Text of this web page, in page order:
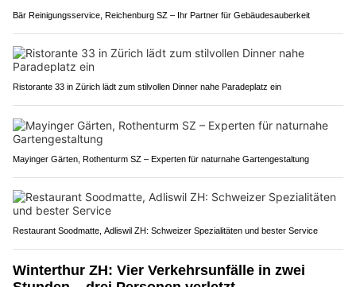
Bär Reinigungsservice, Reichenburg SZ – Ihr Partner für Gebäudesauberkeit
Ristorante 33 in Zürich lädt zum stilvollen Dinner nahe Paradeplatz ein
Mayinger Gärten, Rothenturm SZ – Experten für naturnahe Gartengestaltung
Restaurant Soodmatte, Adliswil ZH: Schweizer Spezialitäten und bester Service
Winterthur ZH: Vier Verkehrsunfälle in zwei